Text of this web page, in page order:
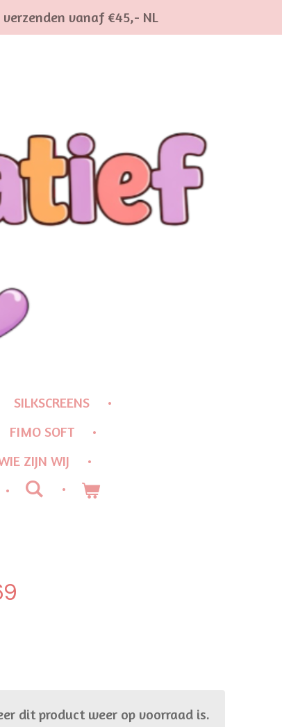
vanaf €45,- NL
SILKSCREENS
FIMO SOFT
ZIJN WIJ
dit product weer op voorraad is.